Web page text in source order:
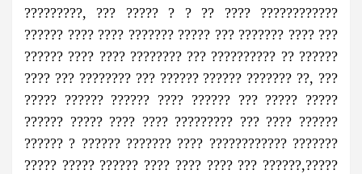
?????????, ??? ????? ? ? ?? ???? ????????????
?????? ???? ???? ??????? ????? ??? ??????? ???? ???
?????? ???? ???? ???????? ??? ?????????? ?? ??????
???? ??? ???????? ??? ?????? ?????? ??????? ??, ???
????? ?????? ?????? ???? ?????? ??? ????? ?????
?????? ????? ???? ???? ????????? ??? ???? ??????
?????? ? ?????? ??????? ???? ???????????? ???????
????? ????? ?????? ???? ???? ???? ??? ??????,?????